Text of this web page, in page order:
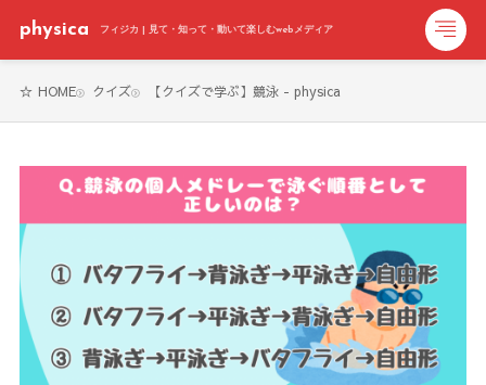
physica フィジカ | 見て・知って・動いて楽しむwebメディア
HOME クイズ 【クイズで学ぶ】競泳 - physica